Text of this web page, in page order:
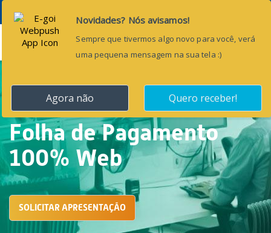
Menu
Folha de Pagamento
100% Web
SOLICITAR APRESENTAÇÃO